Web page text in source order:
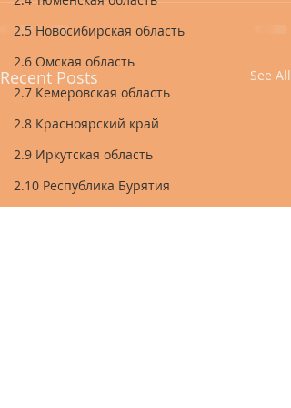
2.5 Новосибирская область
2.6 Омская область
2.7 Кемеровская область
2.8 Красноярский край
2.9 Иркутская область
2.10 Республика Бурятия
Recent Posts See All